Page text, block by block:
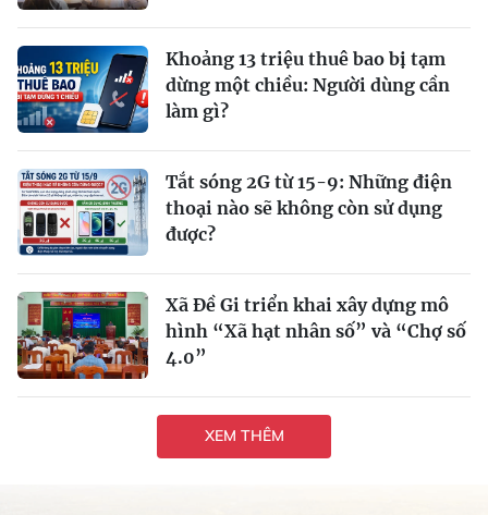
Khoảng 13 triệu thuê bao bị tạm
dừng một chiều: Người dùng cần
làm gì?
Tắt sóng 2G từ 15-9: Những điện
thoại nào sẽ không còn sử dụng
được?
Xã Đề Gi triển khai xây dựng mô
hình “Xã hạt nhân số” và “Chợ số
4.0”
XEM THÊM